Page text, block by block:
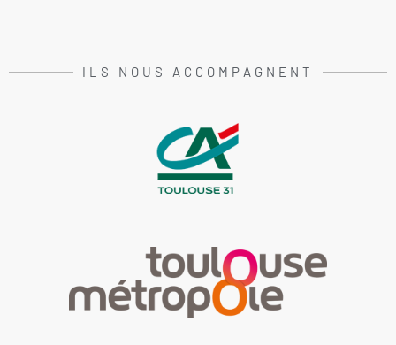
ILS NOUS ACCOMPAGNENT